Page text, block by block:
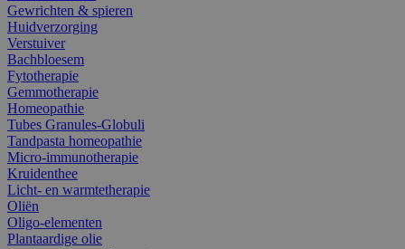
Gewrichten & spieren
Huidverzorging
Verstuiver
Bachbloesem
Fytotherapie
Gemmotherapie
Homeopathie
Tubes Granules-Globuli
Tandpasta homeopathie
Micro-immunotherapie
Kruidenthee
Licht- en warmtetherapie
Oliën
Oligo-elementen
Plantaardige olie